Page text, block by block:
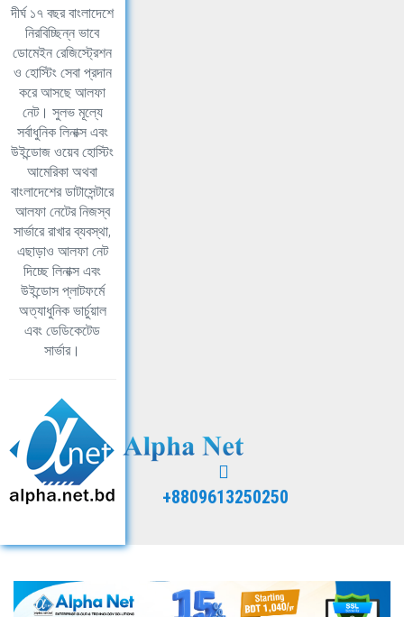
দীর্ঘ ১৭ বছর বাংলাদেশে
নিরবিচ্ছিন্ন ভাবে
ডোমেইন রেজিস্ট্রেশন
ও হোস্টিং সেবা প্রদান
করে আসছে আলফা
নেট। সুলভ মূল্যে
সর্বাধুনিক লিনাক্স এবং
উইন্ডোজ ওয়েব হোস্টিং
আমেরিকা অথবা
বাংলাদেশের ডাটাসেন্টারে
আলফা নেটের নিজস্ব
সার্ভারে রাখার ব্যবস্থা,
এছাড়াও আলফা নেট
দিচ্ছে লিনাক্স এবং
উইন্ডোস প্লাটফর্মে
অত্যাধুনিক ভার্চুয়াল
এবং ডেডিকেটেড
সার্ভার।
+8809613250250